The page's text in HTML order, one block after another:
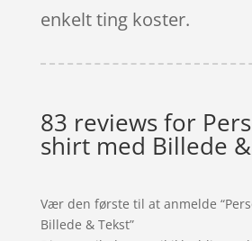
enkelt ting koster.
83 reviews for
shirt med Billede
Vær den første til at anmelde
Billede & Tekst”